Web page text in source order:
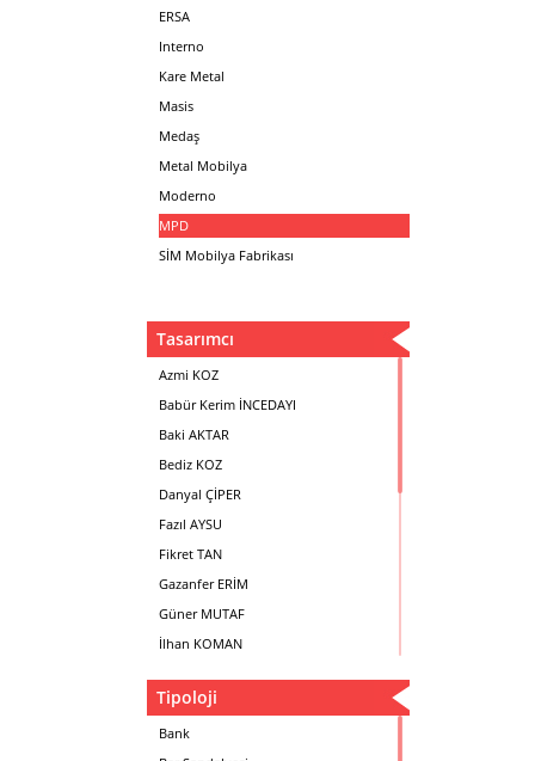
ERSA
Interno
Kare Metal
Masis
Medaş
Metal Mobilya
Moderno
MPD
SİM Mobilya Fabrikası
Tasarımcı
Azmi KOZ
Babür Kerim İNCEDAYI
Baki AKTAR
Bediz KOZ
Danyal ÇİPER
Fazıl AYSU
Fikret TAN
Gazanfer ERİM
Güner MUTAF
İlhan KOMAN
Metin Atabey ATA
Minas BOYACIYAN
Tipoloji
Bank